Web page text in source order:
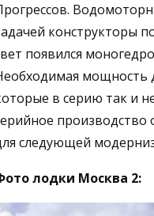
конструкторы
появился
мощность
в серию так и
производство
следующей
лодки Москва 2: